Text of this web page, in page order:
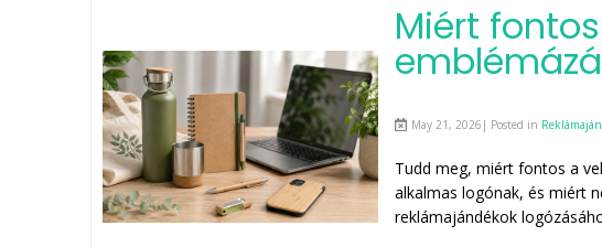
Miért
May 21, 2026| Posted in
Tudd meg, miért fontos a
alkalmas logónak, és miért
reklámajándékok